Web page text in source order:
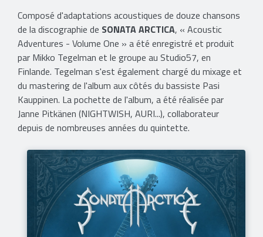
Composé d'adaptations acoustiques de douze chansons
de la discographie de SONATA ARCTICA, « Acoustic
Adventures - Volume One » a été enregistré et produit
par Mikko Tegelman et le groupe au Studio57, en
Finlande. Tegelman s'est également chargé du mixage et
du mastering de l'album aux côtés du bassiste Pasi
Kauppinen. La pochette de l'album, a été réalisée par
Janne Pitkänen (NIGHTWISH, AURI...), collaborateur
depuis de nombreuses années du quintette.